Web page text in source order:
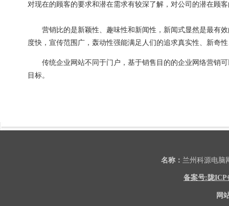
对现在的顾客的要求和潜在需求有较深了解，对公司的潜在顾
营销比的是新颖性、趣味性和新闻性，新闻式显然是最有效
度快，宣传范围广，轰动性强能满足人们的追求真实性、新奇
传统企业网站不同于门户，基于销售目的的企业网络营销可
目标。
名称： 兰州科源电
备案号:陇ICP
网